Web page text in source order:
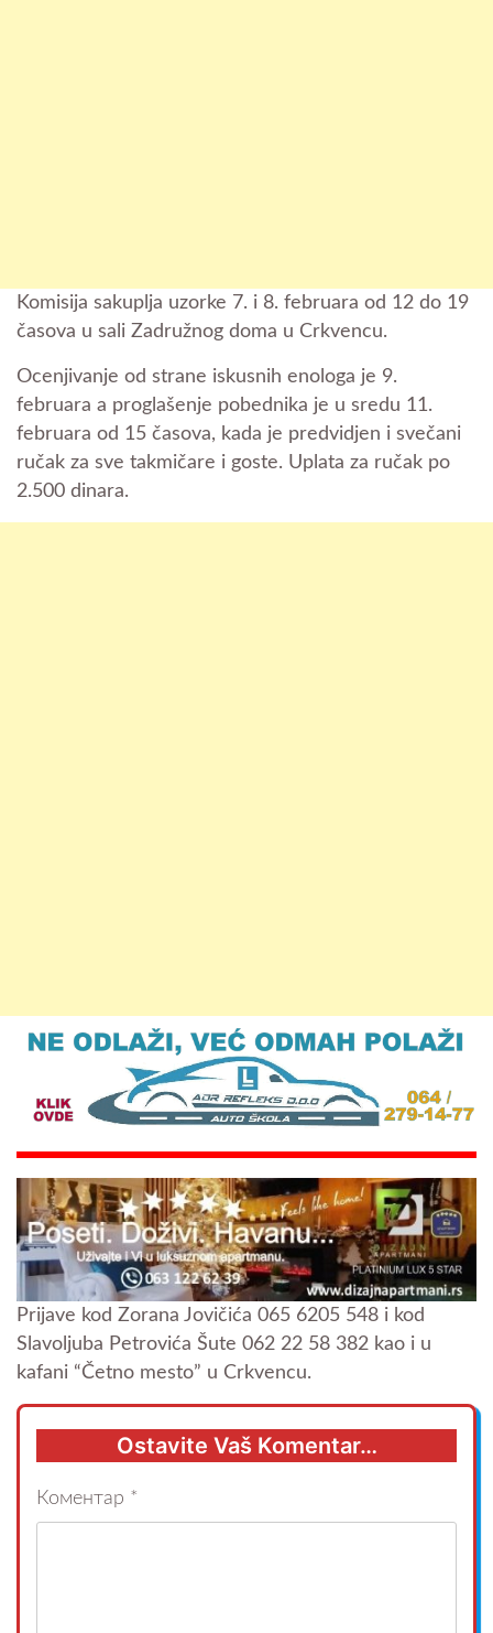
Komisija sakuplja uzorke 7. i 8. februara od 12 do 19
časova u sali Zadružnog doma u Crkvencu.
Ocenjivanje od strane iskusnih enologa je 9.
februara a proglašenje pobednika je u sredu 11.
februara od 15 časova, kada je predvidjen i svečani
ručak za sve takmičare i goste. Uplata za ručak po
2.500 dinara.
Prijave kod Zorana Jovičića 065 6205 548 i kod
Slavoljuba Petrovića Šute 062 22 58 382 kao i u
kafani “Četno mesto” u Crkvencu.
Ostavite Vaš Komentar…
Коментар *